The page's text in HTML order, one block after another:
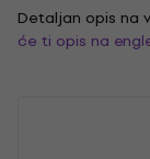
Detaljan opis na
će ti opis na